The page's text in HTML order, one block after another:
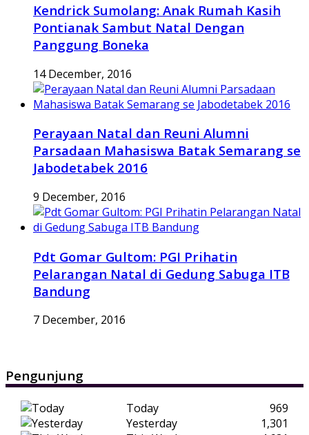
Kendrick Sumolang: Anak Rumah Kasih
Pontianak Sambut Natal Dengan
Panggung Boneka
14 December, 2016
Perayaan Natal dan Reuni Alumni
Parsadaan Mahasiswa Batak Semarang se
Jabodetabek 2016
9 December, 2016
Pdt Gomar Gultom: PGI Prihatin
Pelarangan Natal di Gedung Sabuga ITB
Bandung
7 December, 2016
Pengunjung
Today
969
Yesterday
1,301